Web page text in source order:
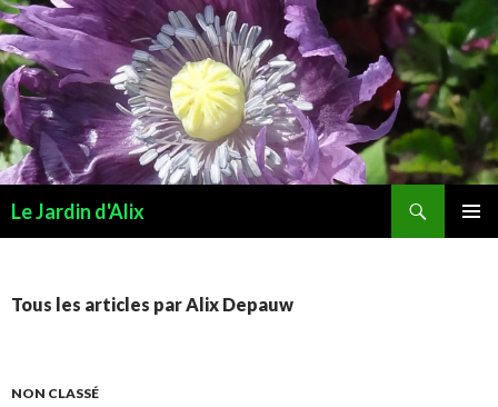
Le Jardin d'Alix
Tous les articles par Alix Depauw
NON CLASSÉ